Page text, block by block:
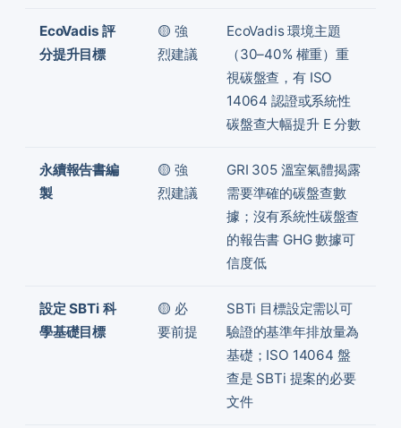
EcoVadis 評
分提升目標
🟡 強
烈建議
EcoVadis 環境主題
（30–40% 權重）重
視碳盤查，有 ISO
14064 認證或系統性
碳盤查大幅提升 E 分數
永續報告書編
製
🟡 強
烈建議
GRI 305 溫室氣體揭露
需要準確的碳盤查數
據；沒有系統性碳盤查
的報告書 GHG 數據可
信度低
設定 SBTi 科
學基礎目標
🟡 必
要前提
SBTi 目標設定需以可
驗證的基準年排放量為
基礎；ISO 14064 盤
查是 SBTi 提案的必要
文件